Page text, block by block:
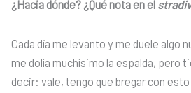
¿Hacia dónde? ¿Qué nota en el
Cada día me levanto y me duele algo
me dolía muchísimo la espalda, pero
decir: vale, tengo que bregar con